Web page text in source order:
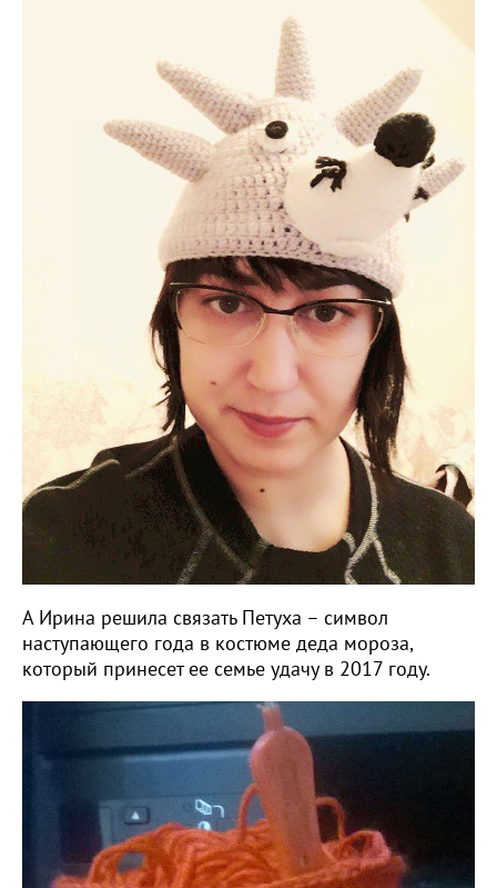
А Ирина решила связать Петуха – символ
наступающего года в костюме деда мороза,
который принесет ее семье удачу в 2017 году.